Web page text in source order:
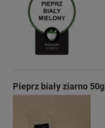
Pieprz biały ziarno 50g